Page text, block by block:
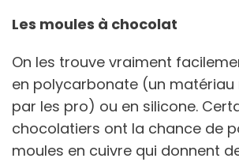
Les moules à chocolat
On les trouve vraiment
en polycarbonate (un matériau
par les pro) ou en silicone.
chocolatiers ont la chance de
moules en cuivre qui donnent